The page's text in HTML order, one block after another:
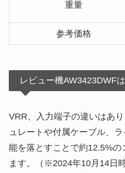
重量
参考価格
レビュー機AW3423DWF
VRR、入力端子の違いはあ
ュレートや付属ケーブル、
能を落とすことで約12.5%の
ます。（※2024年10月14日